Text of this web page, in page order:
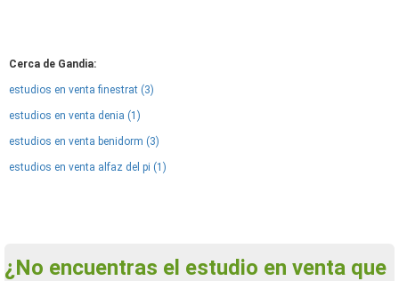
Cerca de Gandia:
estudios en venta finestrat (3)
estudios en venta denia (1)
estudios en venta benidorm (3)
estudios en venta alfaz del pi (1)
¿No encuentras el estudio en venta que